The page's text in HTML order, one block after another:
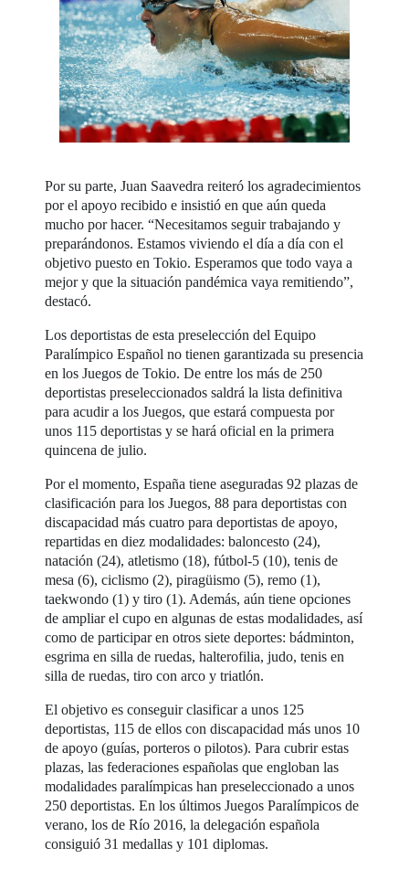
Por su parte, Juan Saavedra reiteró los agradecimientos
por el apoyo recibido e insistió en que aún queda
mucho por hacer. “Necesitamos seguir trabajando y
preparándonos. Estamos viviendo el día a día con el
objetivo puesto en Tokio. Esperamos que todo vaya a
mejor y que la situación pandémica vaya remitiendo”,
destacó.
Los deportistas de esta preselección del Equipo
Paralímpico Español no tienen garantizada su presencia
en los Juegos de Tokio. De entre los más de 250
deportistas preseleccionados saldrá la lista definitiva
para acudir a los Juegos, que estará compuesta por
unos 115 deportistas y se hará oficial en la primera
quincena de julio.
Por el momento, España tiene aseguradas 92 plazas de
clasificación para los Juegos, 88 para deportistas con
discapacidad más cuatro para deportistas de apoyo,
repartidas en diez modalidades: baloncesto (24),
natación (24), atletismo (18), fútbol-5 (10), tenis de
mesa (6), ciclismo (2), piragüismo (5), remo (1),
taekwondo (1) y tiro (1). Además, aún tiene opciones
de ampliar el cupo en algunas de estas modalidades, así
como de participar en otros siete deportes: bádminton,
esgrima en silla de ruedas, halterofilia, judo, tenis en
silla de ruedas, tiro con arco y triatlón.
El objetivo es conseguir clasificar a unos 125
deportistas, 115 de ellos con discapacidad más unos 10
de apoyo (guías, porteros o pilotos). Para cubrir estas
plazas, las federaciones españolas que engloban las
modalidades paralímpicas han preseleccionado a unos
250 deportistas. En los últimos Juegos Paralímpicos de
verano, los de Río 2016, la delegación española
consiguió 31 medallas y 101 diplomas.